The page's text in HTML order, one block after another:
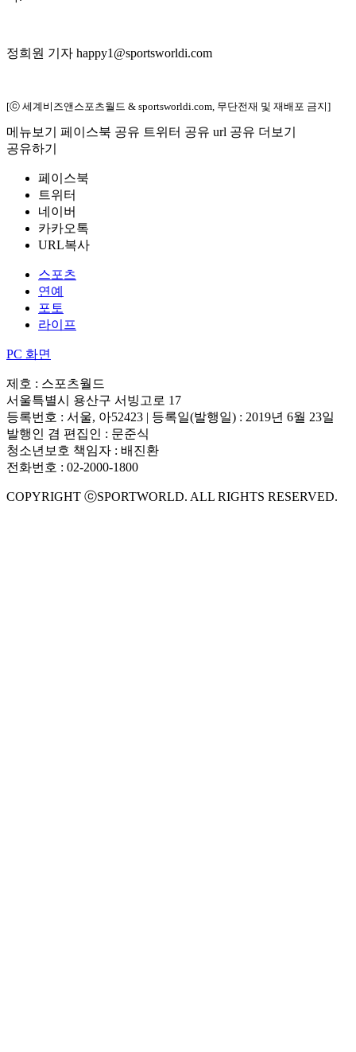
정희원 기자 happy1@sportsworldi.com
[ⓒ 세계비즈앤스포츠월드 & sportsworldi.com, 무단전재 및 재배포 금지]
메뉴보기 페이스북 공유 트위터 공유 url 공유 더보기
공유하기
페이스북
트위터
네이버
카카오톡
URL복사
스포츠
연예
포토
라이프
PC 화면
제호 : 스포츠월드
서울특별시 용산구 서빙고로 17
등록번호 : 서울, 아52423 | 등록일(발행일) : 2019년 6월 23일
발행인 겸 편집인 : 문준식
청소년보호 책임자 : 배진환
전화번호 : 02-2000-1800
COPYRIGHT ⓒSPORTWORLD. ALL RIGHTS RESERVED.